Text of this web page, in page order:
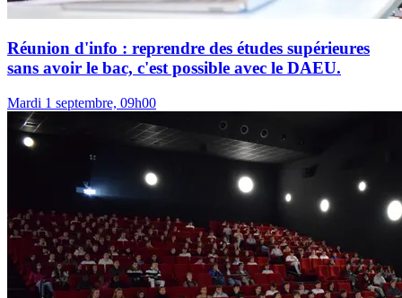
Réunion d'info : reprendre des études supérieures
sans avoir le bac, c'est possible avec le DAEU.
Mardi 1 septembre, 09h00